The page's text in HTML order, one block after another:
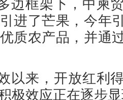
边框架下，中柬
进了芒果，今年
质农产品，并通
来，开放红利得
极效应正在逐步